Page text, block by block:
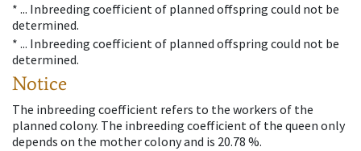
* ... Inbreeding coefficient of planned offspring could not be
determined.
* ... Inbreeding coefficient of planned offspring could not be
determined.
Notice
The inbreeding coefficient refers to the workers of the
planned colony. The inbreeding coefficient of the queen only
depends on the mother colony and is 20.78 %.